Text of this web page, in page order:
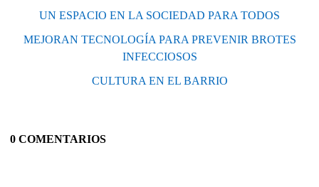
UN ESPACIO EN LA SOCIEDAD PARA TODOS
MEJORAN TECNOLOGÍA PARA PREVENIR BROTES
INFECCIOSOS
CULTURA EN EL BARRIO
0 COMENTARIOS